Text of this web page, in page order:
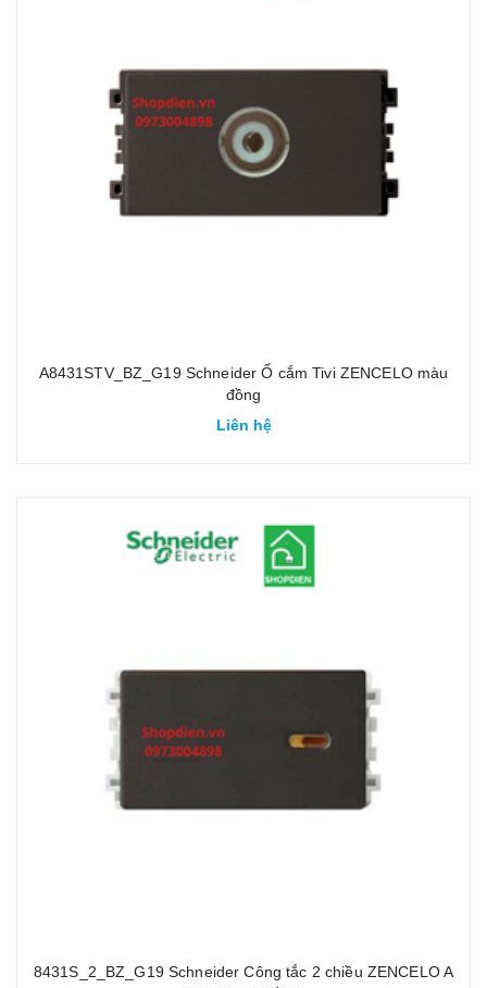
A8431STV_BZ_G19 Schneider Ổ cắm Tivi ZENCELO màu
đồng
Liên hệ
8431S_2_BZ_G19 Schneider Công tắc 2 chiều ZENCELO A